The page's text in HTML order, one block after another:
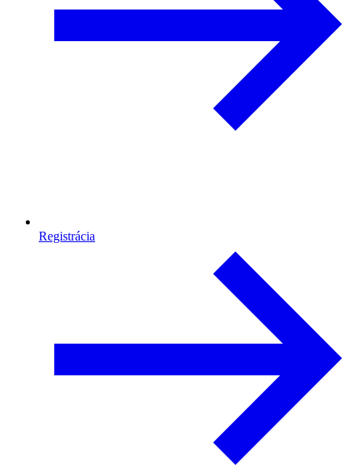
Registrácia